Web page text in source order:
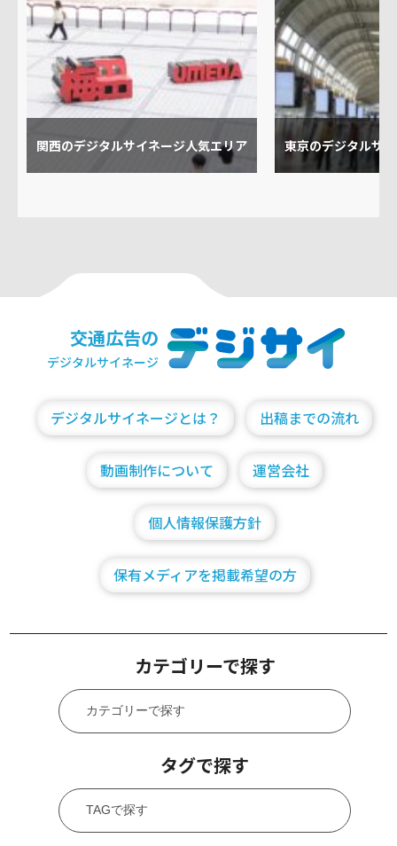
関西のデジタルサイネージ人気エリア 東京のデジタルサ
交通広告の
デジタルサイネージ
デジタルサイネージとは？ 出稿までの流れ
動画制作について 運営会社
個人情報保護方針
保有メディアを掲載希望の方
カテゴリーで探す
タグで探す